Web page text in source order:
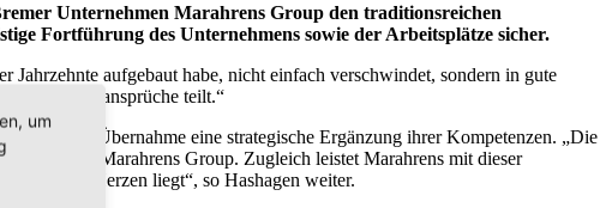
Unternehmen Marahrens Group den traditionsreichen
Fortführung des Unternehmens sowie der Arbeitsplätze sicher.
aufgebaut habe, nicht einfach verschwindet, sondern in gute
Qualitätsansprüche teilt.“
in der Übernahme eine strategische Ergänzung ihrer Kompetenzen. „Die
der Marahrens Group. Zugleich leistet Marahrens mit dieser
am Herzen liegt“, so Hashagen weiter.
um